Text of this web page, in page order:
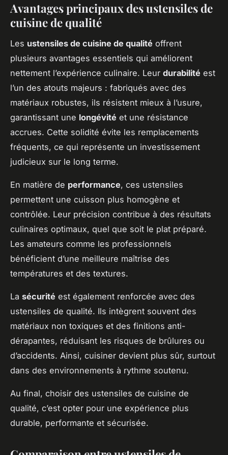
Avantages principaux des ustensiles de
cuisine de qualité
Les ustensiles de cuisine de qualité offrent
plusieurs avantages essentiels qui améliorent
nettement l’expérience culinaire. Leur durabilité est
l’un des atouts majeurs : fabriqués avec des
matériaux robustes, ils résistent mieux à l’usure,
garantissant une longévité et une résistance
accrues. Cette solidité évite les remplacements
fréquents, ce qui représente un investissement
judicieux sur le long terme.
En matière de performance, ces ustensiles
permettent une cuisson plus homogène et
contrôlée. Leur précision contribue à des résultats
culinaires optimaux, quel que soit le plat préparé.
Les amateurs comme les professionnels
bénéficient d’une meilleure maîtrise des
températures et des textures.
La sécurité est également renforcée avec des
ustensiles de qualité. Ils intègrent souvent des
matériaux non toxiques et des finitions anti-
dérapantes, réduisant les risques de brûlures ou
d’accidents. Ainsi, cuisiner devient plus sûr, surtout
dans des environnements à rythme soutenu.
Au final, choisir des ustensiles de cuisine de
qualité, c’est opter pour une expérience plus
durable, performante et sécurisée.